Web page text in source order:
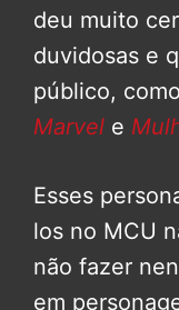
deu muito
duvidosas e
público, como
Marvel e
Esses
los no MCU
não fazer
em